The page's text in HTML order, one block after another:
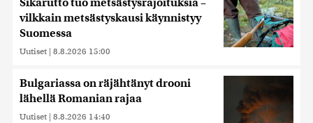
Sikarutto tuo metsästysrajoituksia –
vilkkain metsästyskausi käynnistyy
Suomessa
Uutiset | 8.8.2026 15:00
Bulgariassa on räjähtänyt drooni
lähellä Romanian rajaa
Uutiset | 8.8.2026 14:40